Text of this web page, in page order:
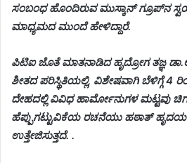
ಸಂಬಂಧ ಹೊಂದಿರುವ ಮುಸ್ಕಾನ್ ಗ್ರೂಪ್‌ನ
ಮಾಧ್ಯಮದ ಮುಂದೆ ಹೇಳಿದ್ದಾರೆ.
ಪಿಟಿಐ ಜೊತೆ ಮಾತನಾಡಿದ ಹೃದ್ರೋಗ ತಜ್ಞ
ಶೀತದ ಪರಿಸ್ಥಿತಿಯಲ್ಲಿ, ವಿಶೇಷವಾಗಿ ಬೆಳಿಗ್ಗೆ 4
ದೇಹದಲ್ಲಿ ವಿವಿಧ ಹಾರ್ಮೋನುಗಳ ಮಟ್ಟವು
ಹೆಪ್ಪುಗಟ್ಟುವಿಕೆಯ ರಚನೆಯು ಹಠಾತ್ ಹೃದಯ
ಉತ್ತೇಜಿಸುತ್ತದೆ. .